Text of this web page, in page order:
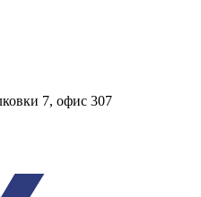
7, офис 307